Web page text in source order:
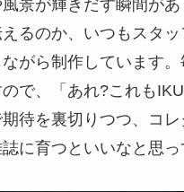
景が輝きだす瞬間が
るのか、いつもスタッ
ながら制作しています
で、「あれ?これも
待を裏切りつつ、コレ
に育つといいなと思っ